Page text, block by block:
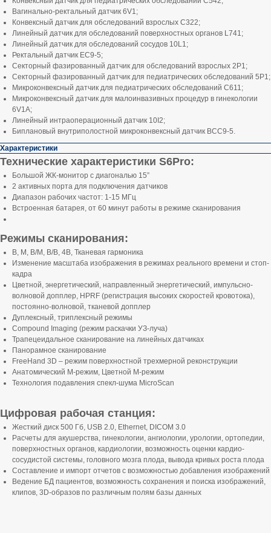
Вагинально-ректальный датчик 6V1;
Конвексный датчик для обследований взрослых С322;
Линейный датчик для обследований поверхностных органов L741;
Линейный датчик для обследований сосудов 10L1;
Ректальный датчик EC9-5;
Секторный фазированный датчик для обследований взрослых 2P1;
Секторный фазированный датчик для педиатрических обследований 5P1;
Микроконвексный датчик для педиатрических обследований C611;
Микроконвексный датчик для малоинвазивных процедур в гинекологии
6V1A;
Линейный интраоперационный датчик 10I2;
Биплановый внутриполостной микроконвексный датчик BCC9-5.
Характеристики
Технические характеристики S6Pro:
Большой ЖК-монитор с диагональю 15”
2 активных порта для подключения датчиков
Диапазон рабочих частот: 1-15 МГц
Встроенная батарея, от 60 минут работы в режиме сканирования
Режимы сканирования:
В, М, В/М, В/В, 4В, Тканевая гармоника
Изменение масштаба изображения в режимах реального времени и стоп-
кадра
Цветной, энергетический, направленный энергетический, импульсно-
волновой допплер, HPRF (регистрация высоких скоростей кровотока),
постоянно-волновой, тканевой допплер
Дуплексный, триплексный режимы
Compound Imaging (режим раскачки УЗ-луча)
Трапецеидальное сканирование на линейных датчиках
Панорамное сканирование
FreeHand 3D – режим поверхностной трехмерной реконструкции
Анатомический М-режим, Цветной М-режим
Технология подавления спекл-шума MicroScan
Цифровая рабочая станция:
Жесткий диск 500 Гб, USB 2.0, Ethernet, DICOM 3.0
Расчеты для акушерства, гинекологии, ангиологии, урологии, ортопедии,
поверхностных органов, кардиологии, возможность оценки кардио-
сосудистой системы, головного мозга плода, вывода кривых роста плода
Составление и импорт отчетов с возможностью добавления изображений
Ведение БД пациентов, возможность сохранения и поиска изображений,
клипов, 3D-образов по различным полям базы данных